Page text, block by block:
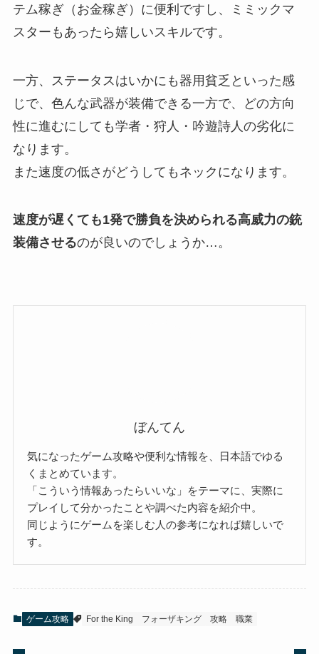
テム稼ぎ（お金稼ぎ）に便利ですし、ミミックマ
スターもあったら嬉しいスキルです。
一方、ステータスはいかにも器用貧乏といった感
じで、色んな武器が装備できる一方で、どの方向
性に進むにしても学者・狩人・吟遊詩人の劣化に
なります。
また速度の低さがどうしてもネックになります。
速度が遅くても1発で勝負を決められる高威力の銃
装備させるのが良いのでしょうか…。
ぼんてん
気になったゲーム攻略や便利な情報を、日本語でゆる
くまとめています。
「こういう情報あったらいいな」をテーマに、実際に
プレイして分かったことや調べた内容を紹介中。
同じようにゲームを楽しむ人の参考になれば嬉しいで
す。
ゲーム攻略 For the King フォーザキング 攻略 職業